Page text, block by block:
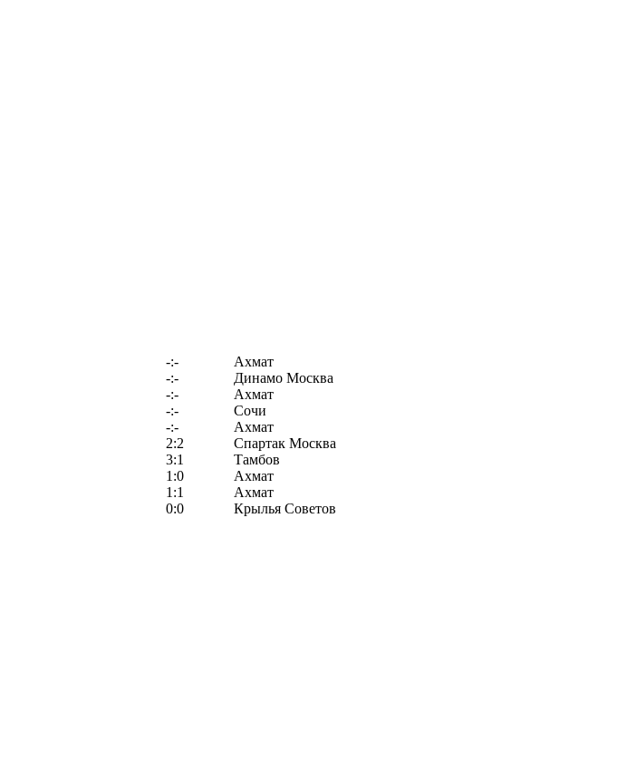
-:-
Ахмат
-:-
Динамо Москва
-:-
Ахмат
-:-
Сочи
-:-
Ахмат
2:2
Спартак Москва
3:1
Тамбов
1:0
Ахмат
1:1
Ахмат
0:0
Крылья Советов